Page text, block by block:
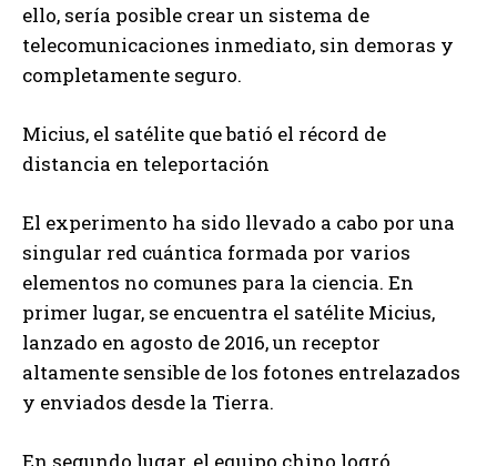
ello, sería posible crear un sistema de
telecomunicaciones inmediato, sin demoras y
completamente seguro.
Micius, el satélite que batió el récord de
distancia en teleportación
El experimento ha sido llevado a cabo por una
singular red cuántica formada por varios
elementos no comunes para la ciencia. En
primer lugar, se encuentra el satélite Micius,
lanzado en agosto de 2016, un receptor
altamente sensible de los fotones entrelazados
y enviados desde la Tierra.
En segundo lugar, el equipo chino logró